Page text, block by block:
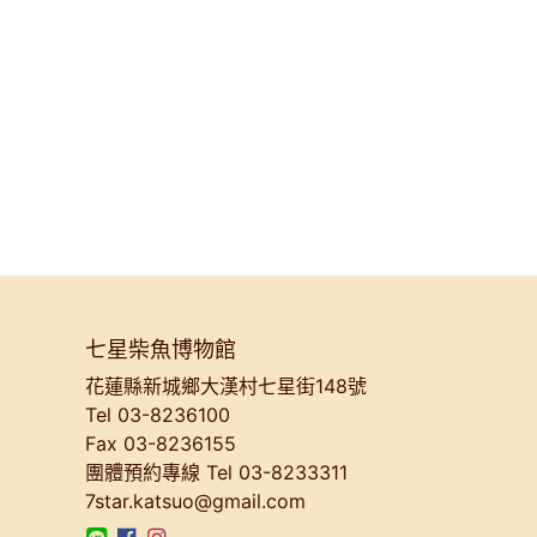
七星柴魚博物館
花蓮縣新城鄉大漢村七星街148號
Tel 03-8236100
Fax 03-8236155
團體預約專線 Tel 03-8233311
7star.katsuo@gmail.com